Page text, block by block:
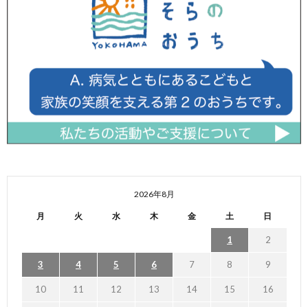
2026年8月
月 火 水 木 金 土 日
1 2
3 4 5 6 7 8 9
10 11 12 13 14 15 16